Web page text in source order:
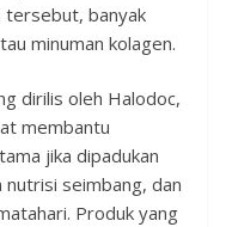
tersebut, banyak
minuman kolagen.
dirilis oleh Halodoc,
membantu
jika dipadukan
seimbang, dan
Produk yang